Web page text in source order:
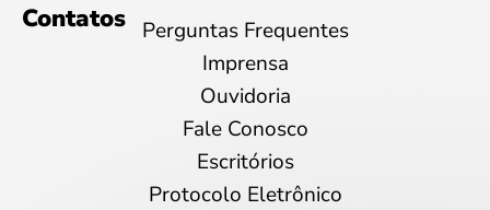
Contatos
Perguntas Frequentes
Imprensa
Ouvidoria
Fale Conosco
Escritórios
Protocolo Eletrônico